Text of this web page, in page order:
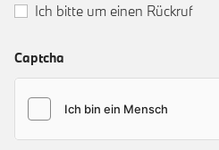
Ich bitte um einen Rückruf
Captcha